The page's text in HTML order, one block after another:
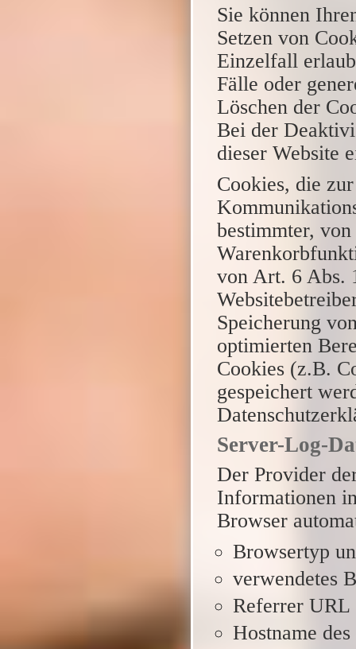
Sie können
Setzen von
Einzelfall
Fälle oder
Löschen der
Bei der
dieser Website
Cookies, die
bestimmter,
von Art. 6 Abs.
Speicherung
optimierten
Cookies (z.B.
gespeichert
Server-Log-
Der Provider
Informationen
Browser
Browsertyp
verwendetes
Referrer URL
Hostname